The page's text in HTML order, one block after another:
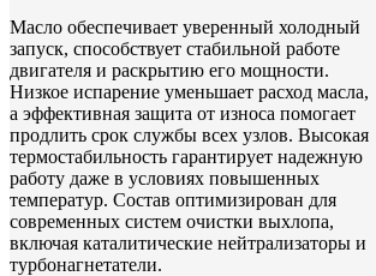
Масло обеспечивает уверенный холодный
запуск, способствует стабильной работе
двигателя и раскрытию его мощности.
Низкое испарение уменьшает расход масла,
а эффективная защита от износа помогает
продлить срок службы всех узлов. Высокая
термостабильность гарантирует надежную
работу даже в условиях повышенных
температур. Состав оптимизирован для
современных систем очистки выхлопа,
включая каталитические нейтрализаторы и
турбонагнетатели.